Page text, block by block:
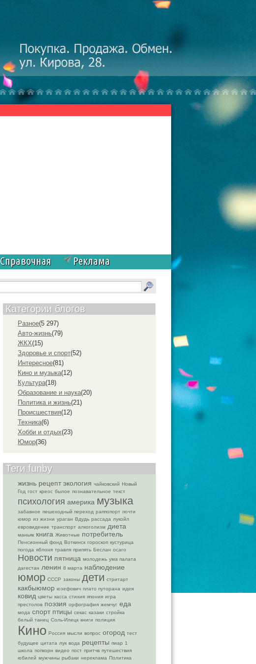
Справочная
Реклама
Категории блогов
Разное(5 297)
Авто-жизнь(79)
ЖКХ(15)
Здоровье и спорт(52)
Интересное(81)
Кино и музыка(12)
Культура(18)
Образование и наука(20)
Политика и жизнь(21)
Проиcшествия(12)
Техника(6)
Хобби и отдых(23)
Юмор(36)
Теги funby
жизнь рецепт экология чайковский Новый
Год гост креос былое познавательное текст
психология америка музыка
забавное пешеходный переход раппопорт почти
юмор из жизни ураган Вдудь рассада лукойл
евровидение транспорт алкоголизм диета
маньяк книга Животные потребитель
Пенсионный фонд Воткинск гороскоп кустурица
погода яблоня травля припять Беслан осаго
Новости пятница молодежь ума палата
дагестан ленин 8 марта наблюдение
юмор СССР законы дети стритарт
какбыюмор юзефович плато путорана идея
ковид цветы касса стихия япония игра
престолов поэзия орфография жемчуг еда
мода спорт птицы секас казаки стройка
белый танец Соль-Илецк книги полиция
Кино Россия мысли вопрос огород тест
будущее цитата лук вода рецепты пиар 1
школа попкорн видео пост притчв путешествия
юбилей мужчины рыбаки нереклама Политика